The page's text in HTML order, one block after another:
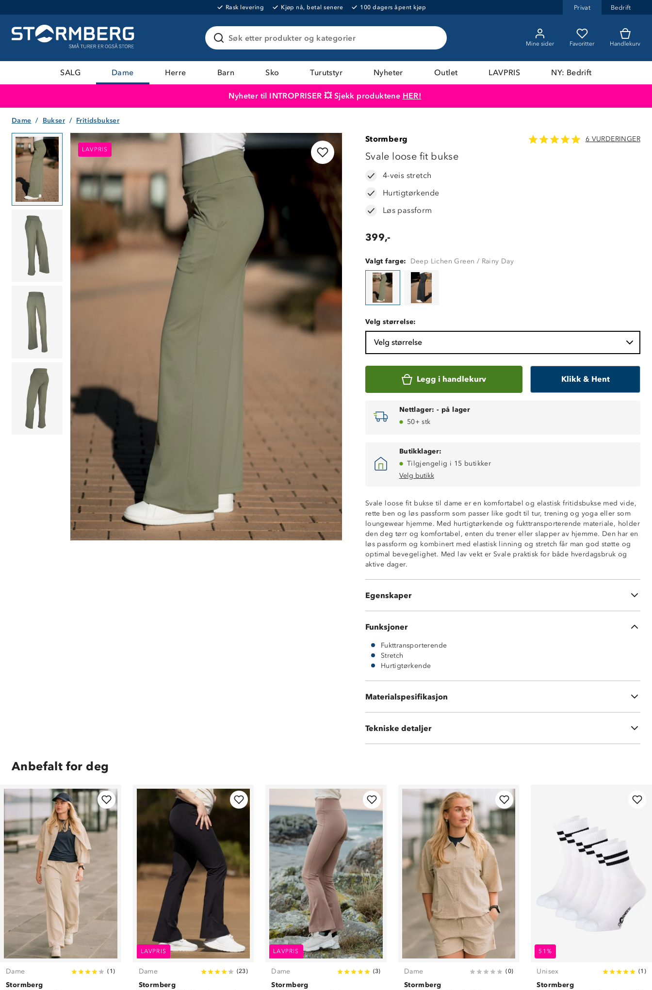
Rask levering Kjøp nå, betal senere 100 dagers åpent kjøp Privat Bedrift
Søk etter produkter og kategorier
Mine sider Favoritter Handlekurv
SALG Dame Herre Barn Sko Turutstyr Nyheter Outlet LAVPRIS NY: Bedrift
Nyheter til INTROPRISER 💥 Sjekk produktene HER!
Dame Bukser Fritidsbukser
LAVPRIS
LAVPRIS
Stormberg 6 VURDERINGER
Svale loose fit bukse
4-veis stretch
Hurtigtørkende
Løs passform
399,-
Valgt farge: Deep Lichen Green / Rainy Day
Velg størrelse:
Velg størrelse
Legg i handlekurv Klikk & Hent
Nettlager: - på lager
50+ stk
Butikklager:
Tilgjengelig i 15 butikker
Velg butikk
Svale loose fit bukse til dame er en komfortabel og elastisk fritidsbukse med vide,
rette ben og løs passform som passer like godt til tur, trening og yoga eller som
loungewear hjemme. Med hurtigtørkende og fukttransporterende materiale, holder
den deg tørr og komfortabel, enten du trener eller slapper av hjemme. Den har en
løs passform og kombinert med elastisk linning og stretch får man god støtte og
optimal bevegelighet. Med lav vekt er Svale praktisk for både hverdagsbruk og
aktive dager.
Egenskaper
4-veis stretch
Hurtigtørkende
Løs passform
Wide leg
Fukttransporterende
2 sidelommer
Rette ben uten stramming
Funksjoner
Fukttransporterende
Stretch
Hurtigtørkende
Materialspesifikasjon
22 % elastan
Tekniske detaljer
Vekt: 250 gram i str S
Anbefalt for deg
Dame ( 1 )
Stormberg
LAVPRIS
Dame (23)
Stormberg
LAVPRIS
Dame (3)
Stormberg
Dame (0)
Stormberg
51%
Unisex (1 )
Stormberg